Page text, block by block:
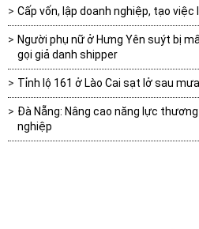
Cấp vốn, lập doanh nghiệp, tạo việc
Người phụ nữ ở Hưng Yên suýt bị
gọi giả danh shipper
Tỉnh lộ 161 ở Lào Cai sạt lở sau
Đà Nẵng: Nâng cao năng lực
nghiệp